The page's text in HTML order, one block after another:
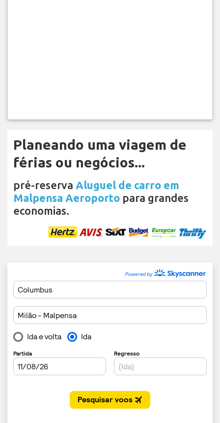
Planeando uma viagem de
férias ou negócios...
pré-reserva Aluguel de carro em
Malpensa Aeroporto para grandes
economias.